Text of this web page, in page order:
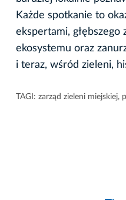
Każde spotkanie to
ekspertami, głębszego
ekosystemu oraz
i teraz, wśród zieleni,
TAGI: zarząd zieleni miejskiej,